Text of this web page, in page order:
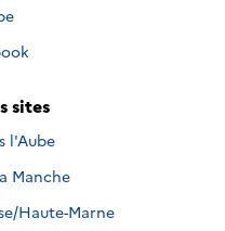
sur
sur
sites
l'Aube
Manche
Haute-Marne